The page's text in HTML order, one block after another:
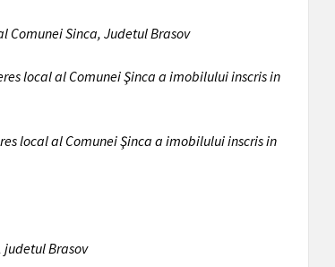
Sinca, Judetul Brasov
local al Comunei Şinca a imobilului inscris in
local al Comunei Şinca a imobilului inscris in
Brasov